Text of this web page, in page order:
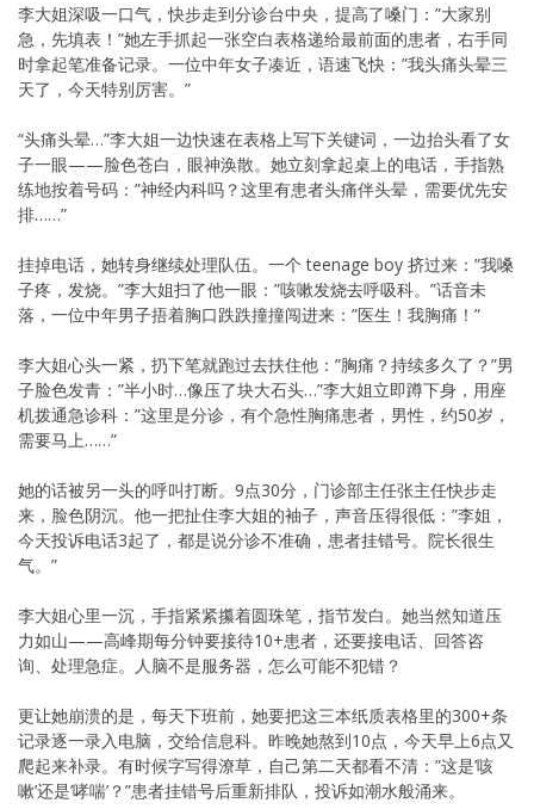
李大姐深吸一口气，快步走到分诊台中央，提高了嗓门：”大家别
急，先填表！”她左手抓起一张空白表格递给最前面的患者，右手同
时拿起笔准备记录。一位中年女子凑近，语速飞快：”我头痛头晕三
天了，今天特别厉害。”
“头痛头晕…”李大姐一边快速在表格上写下关键词，一边抬头看了女
子一眼——脸色苍白，眼神涣散。她立刻拿起桌上的电话，手指熟
练地按着号码：”神经内科吗？这里有患者头痛伴头晕，需要优先安
排……”
挂掉电话，她转身继续处理队伍。一个 teenage boy 挤过来：”我嗓
子疼，发烧。”李大姐扫了他一眼：”咳嗽发烧去呼吸科。”话音未
落，一位中年男子捂着胸口跌跌撞撞闯进来：”医生！我胸痛！”
李大姐心头一紧，扔下笔就跑过去扶住他：”胸痛？持续多久了？”男
子脸色发青：”半小时…像压了块大石头…”李大姐立即蹲下身，用座
机拨通急诊科：”这里是分诊，有个急性胸痛患者，男性，约50岁，
需要马上……”
她的话被另一头的呼叫打断。9点30分，门诊部主任张主任快步走
来，脸色阴沉。他一把扯住李大姐的袖子，声音压得很低：”李姐，
今天投诉电话3起了，都是说分诊不准确，患者挂错号。院长很生
气。”
李大姐心里一沉，手指紧紧攥着圆珠笔，指节发白。她当然知道压
力如山——高峰期每分钟要接待10+患者，还要接电话、回答咨
询、处理急症。人脑不是服务器，怎么可能不犯错？
更让她崩溃的是，每天下班前，她要把这三本纸质表格里的300+条
记录逐一录入电脑，交给信息科。昨晚她熬到10点，今天早上6点又
爬起来补录。有时候字写得潦草，自己第二天都看不清：”这是’咳
嗽’还是’哮喘’？”患者挂错号后重新排队，投诉如潮水般涌来。